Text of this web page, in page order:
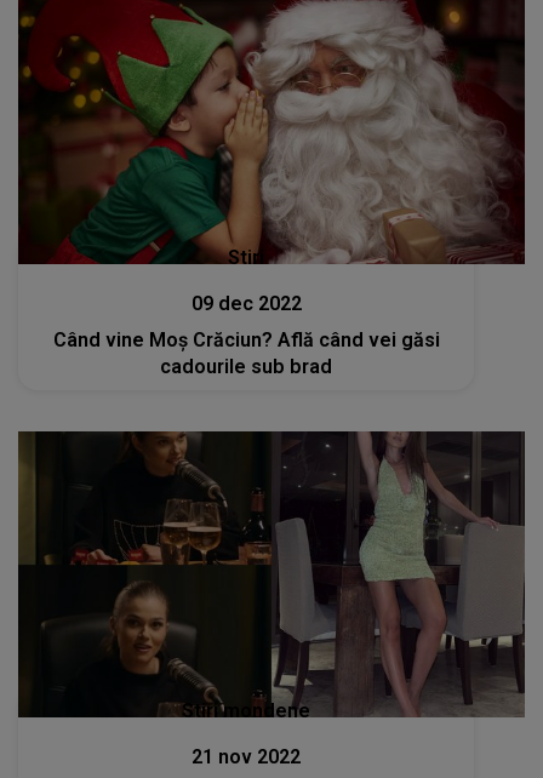
Stiri
09 dec 2022
Când vine Moș Crăciun? Află când vei găsi
cadourile sub brad
Stiri mondene
21 nov 2022